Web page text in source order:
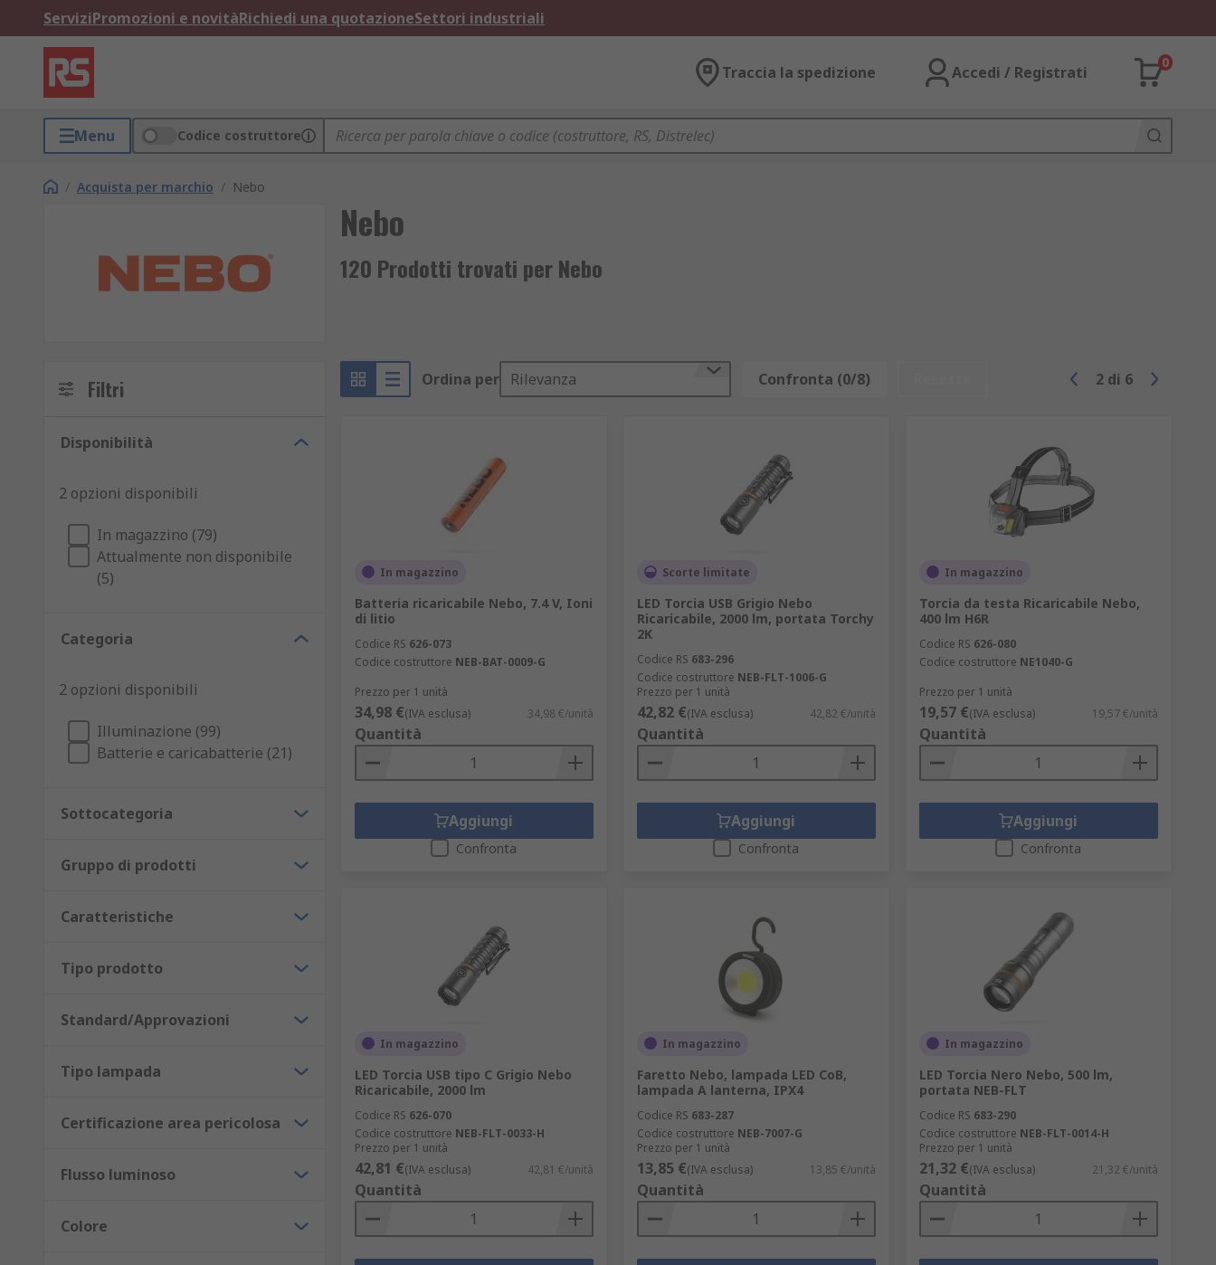
ServiziPromozioni e novitàRichiedi una quotazioneSettori industriali
Traccia la spedizione Accedi / Registrati
0
Menu Codice costruttore
/ Acquista per marchio / Nebo
Nebo
120 Prodotti trovati per Nebo
Filtri
Disponibilità
2 opzioni disponibili
In magazzino (79)
Attualmente non disponibile
(5)
Categoria
2 opzioni disponibili
Illuminazione (99)
Batterie e caricabatterie (21)
Sottocategoria
Gruppo di prodotti
Caratteristiche
Tipo prodotto
Standard/Approvazioni
Tipo lampada
Certificazione area pericolosa
Flusso luminoso
Colore
Ordina per Rilevanza Confronta (0/8) 2 di 6
In magazzino
Batteria ricaricabile Nebo, 7.4 V, Ioni
di litio
Codice RS 626-073
Codice costruttore NEB-BAT-0009-G
Prezzo per 1 unità
34,98 €(IVA esclusa) 34,98 €/unità
Quantità
Aggiungi
Confronta
Scorte limitate
LED Torcia USB Grigio Nebo
Ricaricabile, 2000 lm, portata Torchy
2K
Codice RS 683-296
Codice costruttore NEB-FLT-1006-G
Prezzo per 1 unità
42,82 €(IVA esclusa) 42,82 €/unità
Quantità
Aggiungi
Confronta
In magazzino
Torcia da testa Ricaricabile Nebo,
400 lm H6R
Codice RS 626-080
Codice costruttore NE1040-G
Prezzo per 1 unità
19,57 €(IVA esclusa) 19,57 €/unità
Quantità
Aggiungi
Confronta
In magazzino
LED Torcia USB tipo C Grigio Nebo
Ricaricabile, 2000 lm
Codice RS 626-070
Codice costruttore NEB-FLT-0033-H
Prezzo per 1 unità
42,81 €(IVA esclusa) 42,81 €/unità
Quantità
In magazzino
Faretto Nebo, lampada LED CoB,
lampada A lanterna, IPX4
Codice RS 683-287
Codice costruttore NEB-7007-G
Prezzo per 1 unità
13,85 €(IVA esclusa) 13,85 €/unità
Quantità
In magazzino
LED Torcia Nero Nebo, 500 lm,
portata NEB-FLT
Codice RS 683-290
Codice costruttore NEB-FLT-0014-H
Prezzo per 1 unità
21,32 €(IVA esclusa) 21,32 €/unità
Quantità